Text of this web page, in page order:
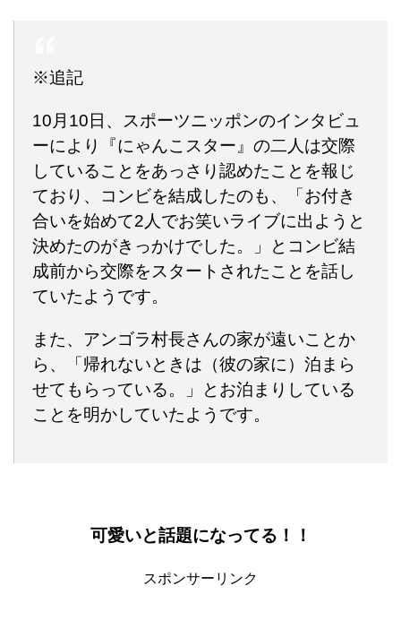
※追記
10月10日、スポーツニッポンのインタビュ
ーにより『にゃんこスター』の二人は交際
していることをあっさり認めたことを報じ
ており、コンビを結成したのも、「お付き
合いを始めて2人でお笑いライブに出ようと
決めたのがきっかけでした。」とコンビ結
成前から交際をスタートされたことを話し
ていたようです。
また、アンゴラ村長さんの家が遠いことか
ら、「帰れないときは（彼の家に）泊まら
せてもらっている。」とお泊まりしている
ことを明かしていたようです。
可愛いと話題になってる！！
スポンサーリンク